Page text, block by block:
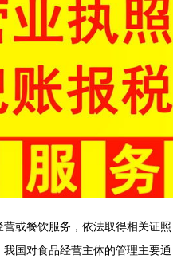
或餐饮服务，依法取得相关证照
国对食品经营主体的管理主要通